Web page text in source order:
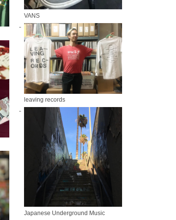
VANS
leaving records
Japanese Underground Music